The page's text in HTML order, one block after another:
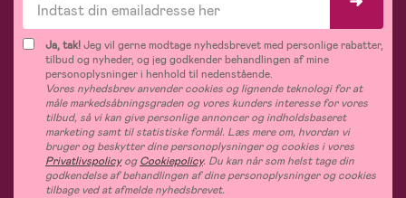
Ja, tak!Jeg vil gerne modtage nyhedsbrevet med personlige rabatter,
tilbud og nyheder, og jeg godkender behandlingen af mine
personoplysninger i henhold til nedenstående.
Vores nyhedsbrev anvender cookies og lignende teknologi for at
måle markedsåbningsgraden og vores kunders interesse for vores
tilbud, så vi kan give personlige annoncer og indholdsbaseret
marketing samt til statistiske formål. Læs mere om, hvordan vi
bruger og beskytter dine personoplysninger og cookies i vores
PrivatlivspolicyogCookiepolicy. Du kan når som helst tage din
godkendelse af behandlingen af dine personoplysninger og cookies
tilbage ved at afmelde nyhedsbrevet.